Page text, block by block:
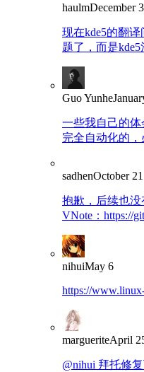
haulmDecember
现在kde5的翻
题了，而是
Guo Yunhe
一些我自己的
完全自动化的
sadhenOctober 21
抱歉，后续也没
VNote：https://
nihuiMay 6
https://
margueriteApril
@nihui 拜托修